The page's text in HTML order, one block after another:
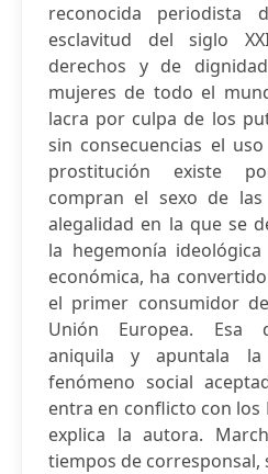
reconocida
esclavitud del siglo
derechos y de
mujeres de todo el
lacra por culpa de los
sin consecuencias el
prostitución existe
compran el sexo de
alegalidad en la que se
la hegemonía
económica, ha
el primer consumidor
Unión Europea. Esa
aniquila y apuntala
fenómeno social
entra en conflicto con los
explica la autora.
tiempos de corresponsal,